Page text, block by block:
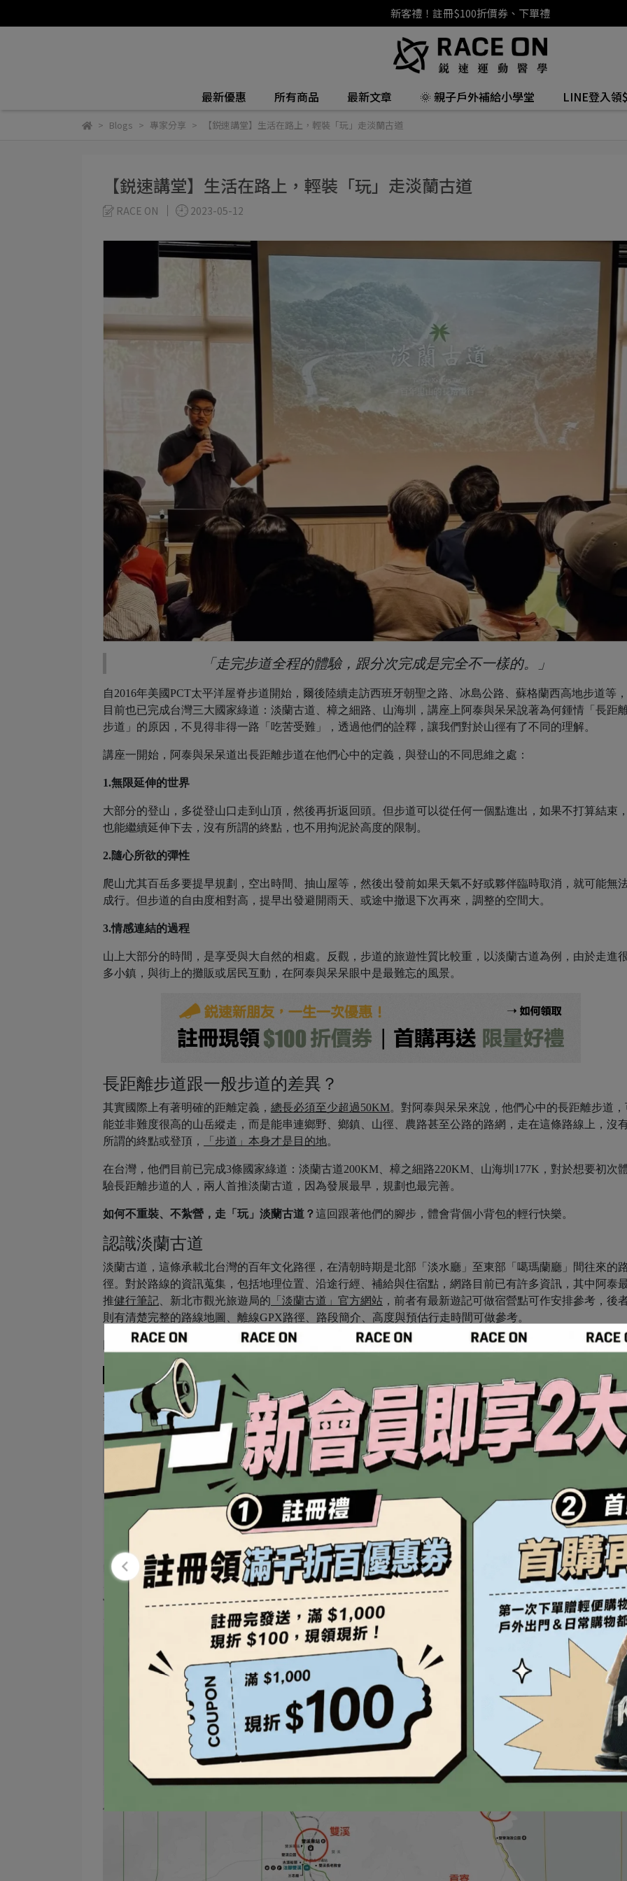
新客禮！註冊$100折價券、下單禮
最新優惠 所有商品 最新文章 🌞 親子戶外補給小學堂 LINE登入領
Blogs 專家分享 【鋭速講堂】生活在路上，輕裝「玩」走淡蘭古道
【鋭速講堂】生活在路上，輕裝「玩」走淡蘭古道
RACE ON 2023-05-12
「走完步道全程的體驗，跟分次完成是完全不一樣的。」
自2016年美國PCT太平洋屋脊步道開始，爾後陸續走訪西班牙朝聖之路、冰島公路、蘇格蘭西高地步道等，
目前也已完成台灣三大國家綠道：淡蘭古道、樟之細路、山海圳，講座上阿泰與呆呆說著為何鍾情「長距
步道」的原因，不見得非得一路「吃苦受難」，透過他們的詮釋，讓我們對於山徑有了不同的理解。
講座一開始，阿泰與呆呆道出長距離步道在他們心中的定義，與登山的不同思維之處：
1.無限延伸的世界
大部分的登山，多從登山口走到山頂，然後再折返回頭。但步道可以從任何一個點進出，如果不打算結束，
也能繼續延伸下去，沒有所謂的終點，也不用拘泥於高度的限制。
2.隨心所欲的彈性
爬山尤其百岳多要提早規劃，空出時間、抽山屋等，然後出發前如果天氣不好或夥伴臨時取消，就可能無
成行。但步道的自由度相對高，提早出發避開雨天、或途中撤退下次再來，調整的空間大。
3.情感連結的過程
山上大部分的時間，是享受與大自然的相處。反觀，步道的旅遊性質比較重，以淡蘭古道為例，由於走進
多小鎮，與街上的攤販或居民互動，在阿泰與呆呆眼中是最難忘的風景。
長距離步道跟一般步道的差異？
其實國際上有著明確的距離定義， 總長必須至少超過50KM。對阿泰與呆呆來說，他們心中的長距離步道，
能並非難度很高的山岳縱走，而是能串連鄉野、鄉鎮、山徑、農路甚至公路的路網，走在這條路線上，沒
所謂的終點或登頂，
「步道」本身才是目的地。
在台灣，他們目前已完成3條國家綠道：淡蘭古道200KM、樟之細路220KM、山海圳177K，對於想要初次
驗長距離步道的人，兩人首推淡蘭古道，因為發展最早，規劃也最完善。
如何不重裝、不紮營，走「玩」淡蘭古道？這回跟著他們的腳步，體會背個小背包的輕行快樂。
認識淡蘭古道
淡蘭古道，這條承載北台灣的百年文化路徑，在清朝時期是北部「淡水廳」至東部「噶瑪蘭廳」間往來的
徑。對於路線的資訊蒐集，包括地理位置、沿途行經、補給與住宿點，網路目前已有許多資訊，其中阿泰
推健行筆記 、新北市觀光旅遊局的 「淡蘭古道」官方網站 ，前者有最新遊記可做宿營點可作安排參考，後
則有清楚完整的路線地圖、離線GPX路徑、路段簡介、高度與預估行走時間可做參考。
以下就以北、中、南三路重點介紹，並收錄阿泰與呆呆的「輕裝行程」是怎麼規劃。
北路（官路）65KM
清朝時期，淡水廳與噶瑪蘭廳間爲了方便傳送公文，官府沿路設立類似郵局的建置，促進路網的開發與人
聚集。步道系統：燦光寮古徑、楊廷理古徑、入蘭正道
阿泰與呆呆的行程安排｜ 三路中，北路是補給最多、車站串連最方便、住宿也最豐富的路徑，也因此如果
要走淡蘭古道全程，推薦先從北路開始。但要注意火車、公車班次少，建議最好事先查好，行程銜接才會